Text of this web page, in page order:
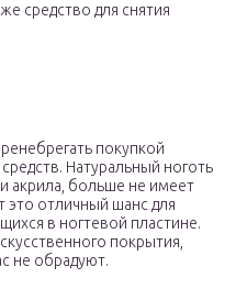
средство для снятия
покупкой
Натуральный ноготь
акрила, больше не имеет
это отличный шанс для
в ногтевой пластине.
покрытия,
не обрадуют.